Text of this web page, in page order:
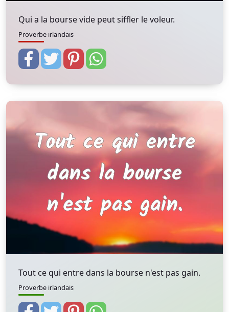
Qui a la bourse vide peut siffler le voleur.
Proverbe irlandais
Tout ce qui entre dans la bourse n'est pas gain.
Proverbe irlandais